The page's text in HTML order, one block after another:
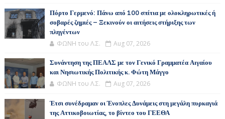
Πόρτο Γερμενό: Πάνω από 100 σπίτια με ολοκληρωτικές ή
σοβαρές ζημιές – Ξεκινούν οι αιτήσεις στήριξης των
πληγέντων
ΦΩΝΗ του Λ.Σ. Aug 07, 2026
Συνάντηση της ΠΕΑΛΣ με τον Γενικό Γραμματέα Αιγαίου
και Νησιωτικής Πολιτικής κ. Φώτη Μάγγο
ΦΩΝΗ του Λ.Σ. Aug 07, 2026
Έτσι συνέδραμαν οι Ένοπλες Δυνάμεις στη μεγάλη πυρκαγιά
της Αττικοβοιωτίας, το βίντεο του ΓΕΕΘΑ